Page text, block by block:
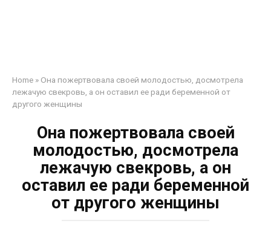
Home » Она пожертвовала своей молодостью, досмотрела
лежачую свекровь, а он оставил ее ради беременной от
другого женщины
Она пожертвовала своей
молодостью, досмотрела
лежачую свекровь, а он
оставил ее ради беременной
от другого женщины